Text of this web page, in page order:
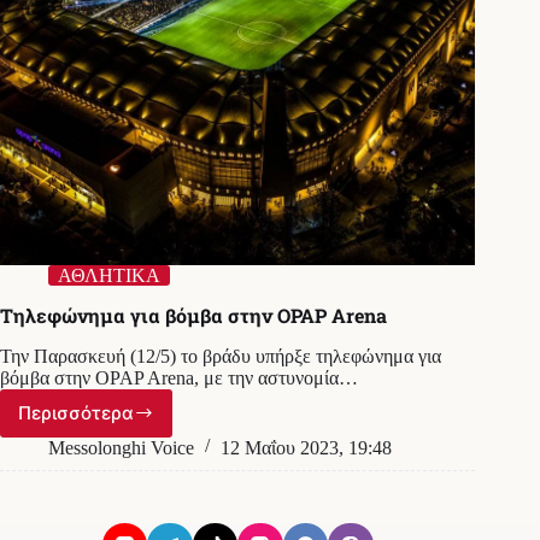
ΕΛΑΣ
ΑΘΛΗΤΙΚΑ
Τηλεφώνημα για βόμβα στην OPAP Arena
Την Παρασκευή (12/5) το βράδυ υπήρξε τηλεφώνημα για
βόμβα στην OPAP Arena, με την αστυνομία…
ΠερισσότεραΤηλεφώνημα
για
Messolonghi Voice 12 Μαΐου 2023, 19:48